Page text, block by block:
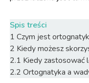
Spis treści
1 Czym jest
2 Kiedy możesz
2.1 Kiedy zastosować
2.2 Ortognatyka a